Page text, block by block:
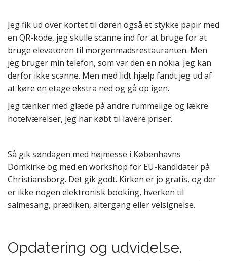
Jeg fik ud over kortet til døren også et stykke papir med
en QR-kode, jeg skulle scanne ind for at bruge for at
bruge elevatoren til morgenmadsrestauranten. Men
jeg bruger min telefon, som var den en nokia. Jeg kan
derfor ikke scanne. Men med lidt hjælp fandt jeg ud af
at køre en etage ekstra ned og gå op igen.
Jeg tænker med glæde på andre rummelige og lækre
hotelværelser, jeg har købt til lavere priser.
Så gik søndagen med højmesse i Københavns
Domkirke og med en workshop for EU-kandidater på
Christiansborg. Det gik godt. Kirken er jo gratis, og der
er ikke nogen elektronisk booking, hverken til
salmesang, prædiken, altergang eller velsignelse.
Opdatering og udvidelse.